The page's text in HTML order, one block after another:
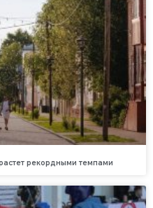
рекордными темпами